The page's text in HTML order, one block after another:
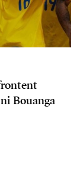
Bouanga